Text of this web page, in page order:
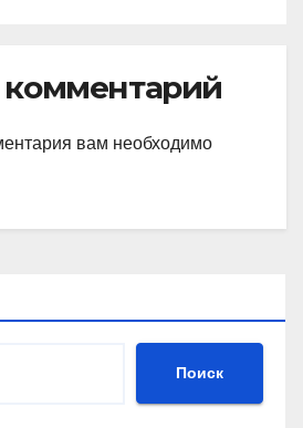
вам необходимо
Поиск